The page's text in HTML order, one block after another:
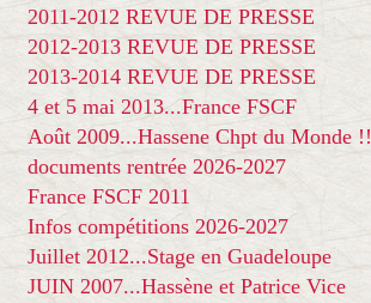
2011-2012 REVUE DE PRESSE
2012-2013 REVUE DE PRESSE
2013-2014 REVUE DE PRESSE
4 et 5 mai 2013...France FSCF
Août 2009...Hassene Chpt du Monde !!
documents rentrée 2026-2027
France FSCF 2011
Infos compétitions 2026-2027
Juillet 2012...Stage en Guadeloupe
JUIN 2007...Hassène et Patrice Vice